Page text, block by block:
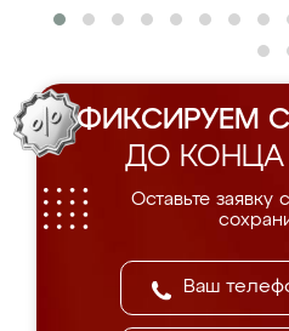
ФИКСИРУЕМ
ДО КОНЦА
Оставьте заявку